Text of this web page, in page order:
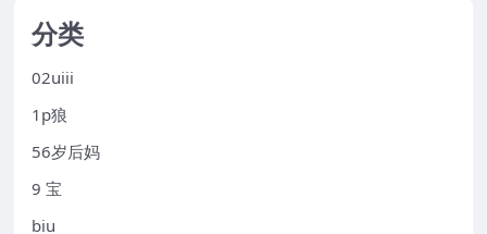
分类
02uiii
1p狼
56岁后妈
9 宝
biu